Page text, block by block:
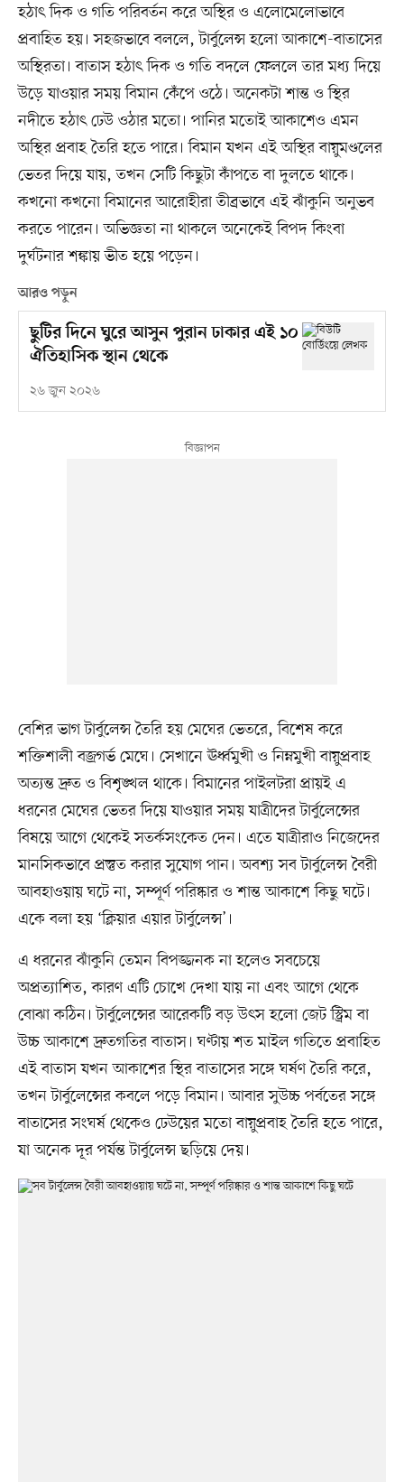
হঠাৎ দিক ও গতি পরিবর্তন করে অস্থির ও এলোমেলোভাবে
প্রবাহিত হয়। সহজভাবে বললে, টার্বুলেন্স হলো আকাশে-বাতাসের
অস্থিরতা। বাতাস হঠাৎ দিক ও গতি বদলে ফেললে তার মধ্য দিয়ে
উড়ে যাওয়ার সময় বিমান কেঁপে ওঠে। অনেকটা শান্ত ও স্থির
নদীতে হঠাৎ ঢেউ ওঠার মতো। পানির মতোই আকাশেও এমন
অস্থির প্রবাহ তৈরি হতে পারে। বিমান যখন এই অস্থির বায়ুমণ্ডলের
ভেতর দিয়ে যায়, তখন সেটি কিছুটা কাঁপতে বা দুলতে থাকে।
কখনো কখনো বিমানের আরোহীরা তীব্রভাবে এই ঝাঁকুনি অনুভব
করতে পারেন। অভিজ্ঞতা না থাকলে অনেকেই বিপদ কিংবা
দুর্ঘটনার শঙ্কায় ভীত হয়ে পড়েন।
আরও পড়ুন
ছুটির দিনে ঘুরে আসুন পুরান ঢাকার এই ১০
ঐতিহাসিক স্থান থেকে
২৬ জুন ২০২৬
বেশির ভাগ টার্বুলেন্স তৈরি হয় মেঘের ভেতরে, বিশেষ করে
শক্তিশালী বজ্রগর্ভ মেঘে। সেখানে ঊর্ধ্বমুখী ও নিম্নমুখী বায়ুপ্রবাহ
অত্যন্ত দ্রুত ও বিশৃঙ্খল থাকে। বিমানের পাইলটরা প্রায়ই এ
ধরনের মেঘের ভেতর দিয়ে যাওয়ার সময় যাত্রীদের টার্বুলেন্সের
বিষয়ে আগে থেকেই সতর্কসংকেত দেন। এতে যাত্রীরাও নিজেদের
মানসিকভাবে প্রস্তুত করার সুযোগ পান। অবশ্য সব টার্বুলেন্স বৈরী
আবহাওয়ায় ঘটে না, সম্পূর্ণ পরিষ্কার ও শান্ত আকাশে কিছু ঘটে।
একে বলা হয় ‘ক্লিয়ার এয়ার টার্বুলেন্স’।
এ ধরনের ঝাঁকুনি তেমন বিপজ্জনক না হলেও সবচেয়ে
অপ্রত্যাশিত, কারণ এটি চোখে দেখা যায় না এবং আগে থেকে
বোঝা কঠিন। টার্বুলেন্সের আরেকটি বড় উৎস হলো জেট স্ট্রিম বা
উচ্চ আকাশে দ্রুতগতির বাতাস। ঘণ্টায় শত মাইল গতিতে প্রবাহিত
এই বাতাস যখন আকাশের স্থির বাতাসের সঙ্গে ঘর্ষণ তৈরি করে,
তখন টার্বুলেন্সের কবলে পড়ে বিমান। আবার সুউচ্চ পর্বতের সঙ্গে
বাতাসের সংঘর্ষ থেকেও ঢেউয়ের মতো বায়ুপ্রবাহ তৈরি হতে পারে,
যা অনেক দূর পর্যন্ত টার্বুলেন্স ছড়িয়ে দেয়।